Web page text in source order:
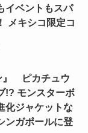
ベントもスパ
メキシコ限定コ
』 ピカチュウ
!? モンスターボ
化ジャケットな
ンガポールに登